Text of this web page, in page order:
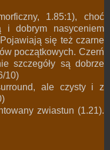
1.85:1), choć
i dobrym nasyceniem
się też czarne
początkowych. Czerń
szczegóły są dobrze
10)
ale czysty i z
zwiastun (1.21).